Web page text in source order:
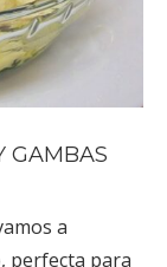
GAMBAS
a
perfecta para